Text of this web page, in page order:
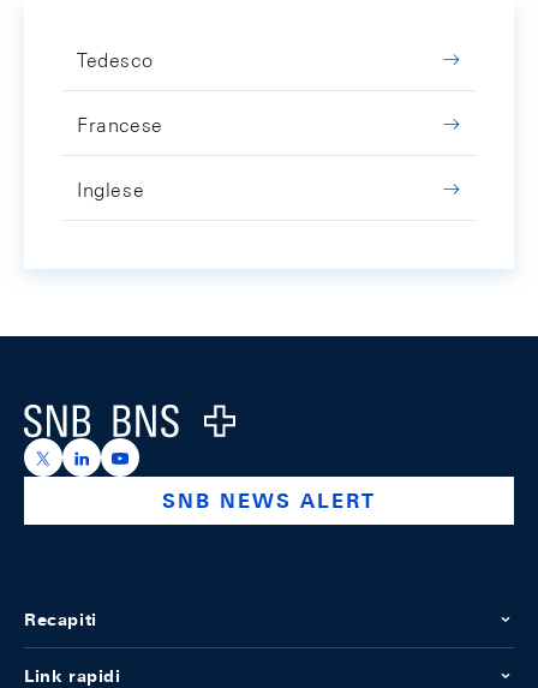
Tedesco
Francese
Inglese
Logo
https://x.com/snb_bns
https://ch.linkedin.com/company/swiss-national-
https://www.youtube.com/@swissnationalbank
SNB NEWS ALERT
Recapiti
Link rapidi